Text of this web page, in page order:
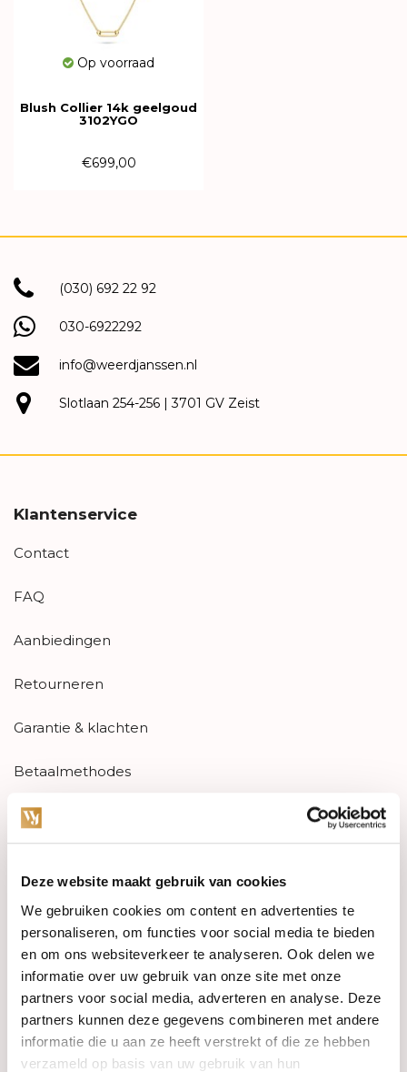
Deze website maakt gebruik van cookies
We gebruiken cookies om content en advertenties te
personaliseren, om functies voor social media te bieden
en om ons websiteverkeer te analyseren. Ook delen we
informatie over uw gebruik van onze site met onze
partners voor social media, adverteren en analyse. Deze
partners kunnen deze gegevens combineren met andere
informatie die u aan ze heeft verstrekt of die ze hebben
verzameld op basis van uw gebruik van hun
Op voorraad
Blush Collier 14k geelgoud
3102YGO
€699,00
(030) 692 22 92
030-6922292
info@weerdjanssen.nl
Slotlaan 254-256 | 3701 GV Zeist
Klantenservice
Contact
FAQ
Aanbiedingen
Retourneren
Garantie & klachten
Betaalmethodes
Sitemap
Categorieën
Horloges
Juwelen
Trouwringen
PRE-OWNED